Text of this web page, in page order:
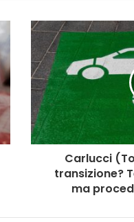
Carlucci
transizione?
ma